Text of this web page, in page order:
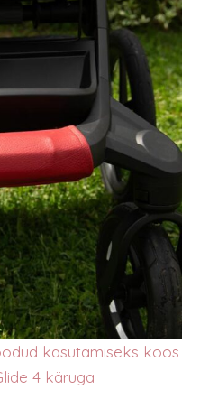
kasutamiseks koos
4 käruga